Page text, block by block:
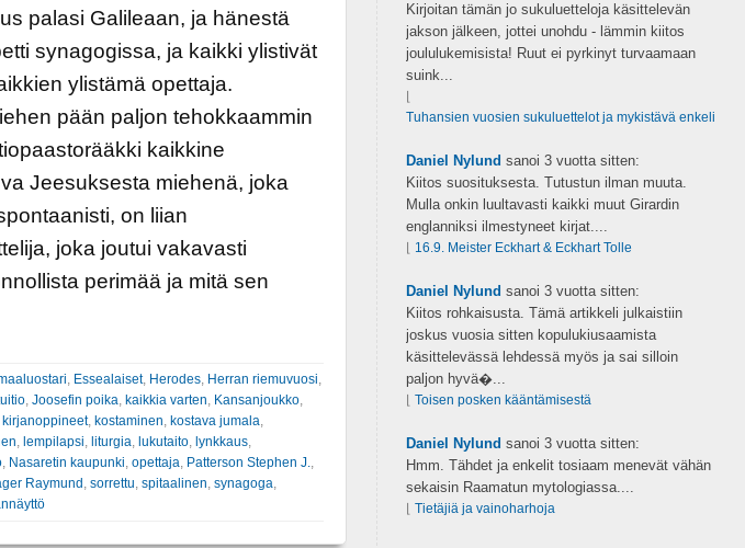
palasi Galileaan, ja hänestä
synagogissa, ja kaikki ylistivät
ylistämä opettaja.
pään paljon tehokkaammin
kaikkine
Jeesuksesta miehenä, joka
on liian
joka joutui vakavasti
perimää ja mitä sen
Essealaiset, Herodes, Herran riemuvuosi
, Joosefin poika kaikkia varten Kansanjoukko,
kirjanoppineet, kostaminen kostava jumala
lempilapsi liturgia lukutaito, lynkkaus,
, Nasaretin kaupunki opettaja Patterson Stephen J.
Raymund sorrettu spitaalinen synagoga
Kirjoitan tämän jo sukuluetteloja käsittelevän
jakson jälkeen, jottei unohdu - lämmin kiitos
joululukemisista! Ruut ei pyrkinyt turvaamaan
suink...
Tuhansien vuosien sukuluettelot ja mykistävä enkeli
Daniel Nylund sanoi 3 vuotta sitten:
Kiitos suosituksesta. Tutustun ilman muuta.
Mulla onkin luultavasti kaikki muut Girardin
englanniksi ilmestyneet kirjat....
16.9. Meister Eckhart & Eckhart Tolle
Daniel Nylund sanoi 3 vuotta sitten:
Kiitos rohkaisusta. Tämä artikkeli julkaistiin
joskus vuosia sitten kopulukiusaamista
käsittelevässä lehdessä myös ja sai silloin
paljon hyvä�...
Toisen posken kääntämisestä
Daniel Nylund sanoi 3 vuotta sitten:
Hmm. Tähdet ja enkelit tosiaam menevät vähän
sekaisin Raamatun mytologiassa....
Tietäjiä ja vainoharhoja